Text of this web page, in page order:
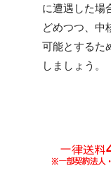
に遭遇した場
どめつつ、中
可能とするた
しましょう。